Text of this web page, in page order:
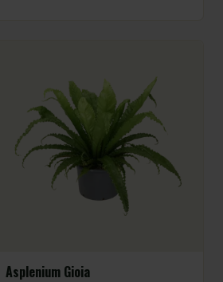
Asplenium Gioia